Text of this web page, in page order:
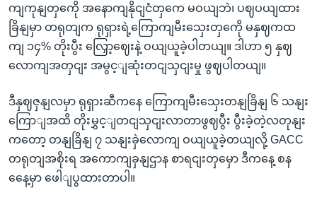
ကျကုနျတှကေို အနောကျနိုငျငံတှကေ မဝယျဘဲ၊ ပဈပယျထား
ခြိနျမှာ တရုတျက ရုရှားရဲ့ကြောကျမီးသှေးတှကေို မနှဈကထ
ကျ ၁၄% တိုးပွီး လြှော့ဈေးနဲ့ ဝယျယူခဲ့ပါတယျ။ ဒါဟာ ၅ နှဈ
လောကျအတှငျး အမွင့ျဆုံးတငျသှငျးမှု ဖွဈပါတယျ။
ဒီနှဈဇှနျလမှာ ရုရှားဆီကနေ ကြောကျမီးသှေးတနျခြိနျ ၆ သနျး
ကြောျအထိ တိုးမွှင့ျတငျသှငျးလာတာဖွဈပွီး ပွီးခဲ့တဲ့လတုနျး
ကတော့ တနျခြိနျ ၇ သနျးခှဲလောကျ ဝယျယူခဲ့တယျလို့ GACC
တရုတျအစိုးရ အကောကျခှနျဌာန စာရငျးတှမှော ဒီကနေ့ စန
နေေ့မှာ ဖေါျပွထားတာပါ။